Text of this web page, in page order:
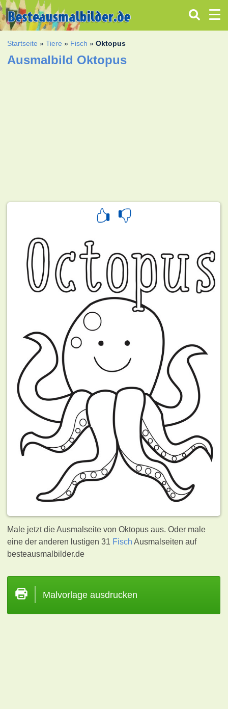
Startseite »Tiere » Fisch »Oktopus
Ausmalbild Oktopus
Male jetzt die Ausmalseite von Oktopus aus. Oder male
eine der anderen lustigen 31 Fisch Ausmalseiten auf
besteausmalbilder.de
Malvorlage ausdrucken